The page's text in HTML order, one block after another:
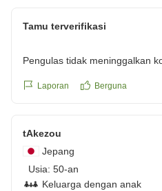
する方にはもの足りないかもし
先客が多かったためか、朝食を
差し引いてもは5つです。満足
他の画像やクチコミの詳細は
https://
reviewId=33123478205378
は、ご不便をおかけし申し
次回は、是非ご予約時にご
またのお越しを心よりお待ち
Tamu terverifikasi
Pengulas tidak meninggalkan
Laporan Berguna
tAkezou
Jepang
Usia: 50-an
Keluarga dengan anak